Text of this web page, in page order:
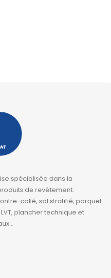
spécialisée dans la
de revêtement:
collé, sol stratifié, parquet
plancher technique et